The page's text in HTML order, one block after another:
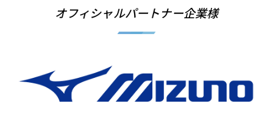
オフィシャルパートナー企業様